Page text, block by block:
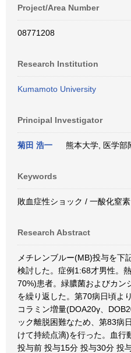
Project/Area Number
08771208
Research Institution
Kumamoto University
Principal Investigator
菊田 浩一 熊本大学, 医学部
Keywords
敗血症性ショック / 一酸化窒
Research Abstract
メチレンブルー(MB)投与を下
検討した。症例1:68才男性。
70%)患者。緑膿菌およびカン
を繰り返した。第70病日頃よ
コラミン増量(DOA20γ、
ック離脱困難なため、第83病
けて持続点滴)を行った。血行
投与前 投与15分 投与30分 投